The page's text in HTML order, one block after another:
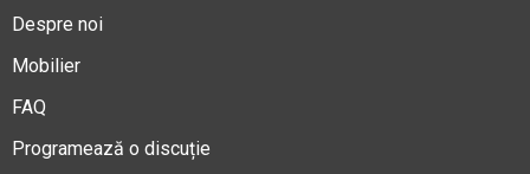
Despre noi
Mobilier
FAQ
Programează o discuție